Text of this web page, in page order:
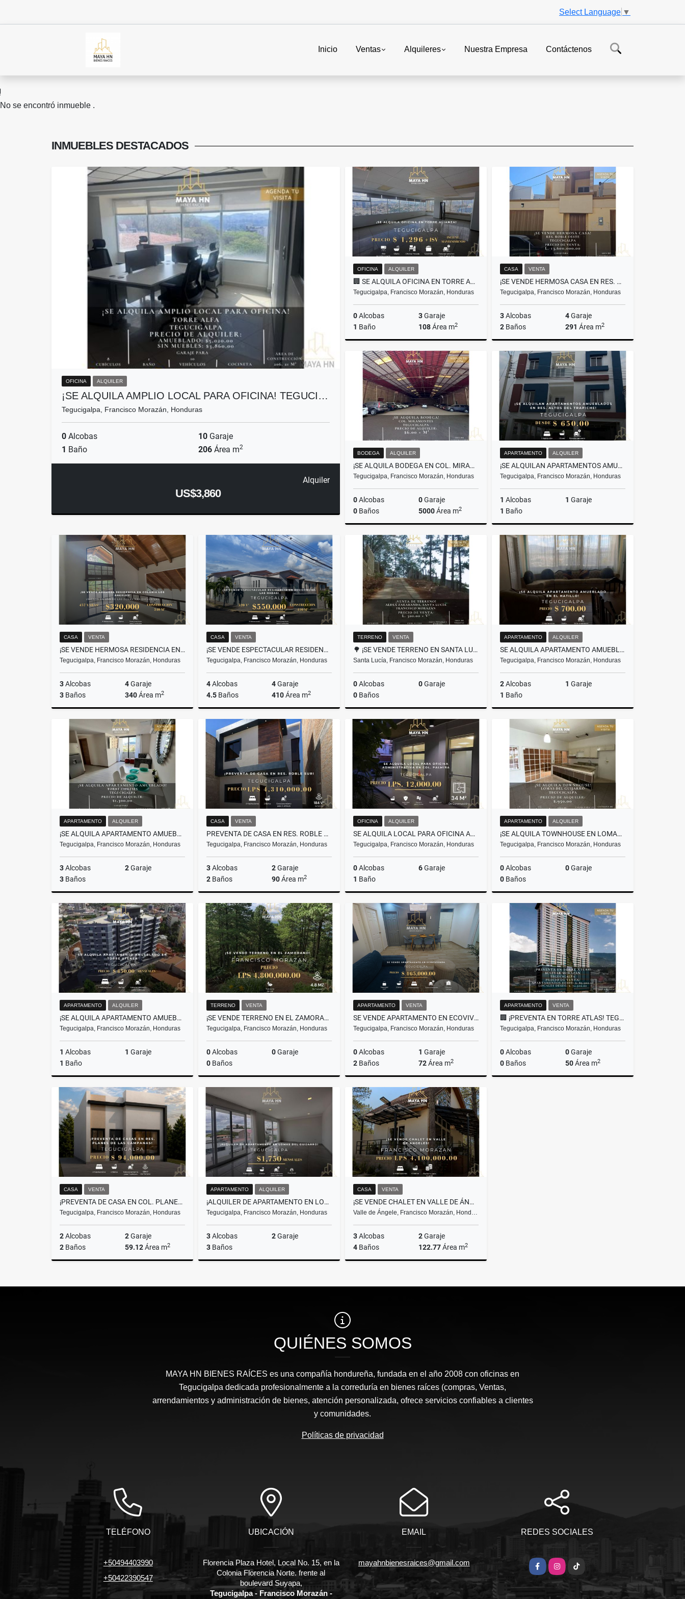
Select Language ▼
Inicio Ventas Alquileres Nuestra Empresa Contáctenos
No se encontró inmueble .
INMUEBLES DESTACADOS
OFICINA ALQUILER
¡SE ALQUILA AMPLIO LOCAL PARA OFICINA! TEGUCI…
Tegucigalpa, Francisco Morazán, Honduras
0 Alcobas 10 Garaje
1 Baño 206 Área m2
Alquiler
US$3,860
OFICINA ALQUILER
🏢 SE ALQUILA OFICINA EN TORRE ALIANZA – TEGUCIGALPA
Tegucigalpa, Francisco Morazán, Honduras
0Alcobas 3Garaje
1 Baño 108Área m2
Alquiler
US$1,296
CASA VENTA
¡SE VENDE HERMOSA CASA EN RES. ROBLE OESTE! TEGUCIGALPA
Tegucigalpa, Francisco Morazán, Honduras
3Alcobas 4Garaje
2 Baños 291 Área m2
Venta
L13,600,000
BODEGA ALQUILER
¡SE ALQUILA BODEGA EN COL. MIRAMONTES! TEGUCIGALPA
Tegucigalpa, Francisco Morazán, Honduras
0Alcobas 0Garaje
0 Baños 5000Área m2
Alquiler
US$30,000
APARTAMENTO ALQUILER
¡SE ALQUILAN APARTAMENTOS AMUEBLADOS EN ALTOS DEL TRAPICHE!
Tegucigalpa, Francisco Morazán, Honduras
1 Alcobas 1 Garaje
1 Baño
Alquiler
US$650
CASA VENTA
¡SE VENDE HERMOSA RESIDENCIA EN COLONIA LOS ÁNGELES!
Tegucigalpa, Francisco Morazán, Honduras
3Alcobas 4Garaje
3 Baños 340Área m2
Venta
US$320,000
CASA VENTA
¡SE VENDE ESPECTACULAR RESIDENCIA EN RESIDENCIAL LAS HADAS!
Tegucigalpa, Francisco Morazán, Honduras
4Alcobas 4Garaje
4.5 Baños 410Área m2
Venta
US$550,000
TERRENO VENTA
🌳 ¡SE VENDE TERRENO EN SANTA LUCÍA! FRANCISCO MORAZÁN
Santa Lucía, Francisco Morazán, Honduras
0Alcobas 0Garaje
0 Baños
Venta
L9,000,000
APARTAMENTO ALQUILER
SE ALQUILA APARTAMENTO AMUEBLADO EN CARRETERA EL HATILLO, TEGUCIGALPA
Tegucigalpa, Francisco Morazán, Honduras
2Alcobas 1 Garaje
1 Baño
Alquiler
US$700
APARTAMENTO ALQUILER
¡SE ALQUILA APARTAMENTO AMUEBLADO EN TORRE CIPRESES! TEGUCIGALPA
Tegucigalpa, Francisco Morazán, Honduras
3Alcobas 2Garaje
3 Baños
Alquiler
US$1,300
CASA VENTA
PREVENTA DE CASA EN RES. ROBLE SUR, TEGUCIGALPA
Tegucigalpa, Francisco Morazán, Honduras
3Alcobas 2Garaje
2 Baños 90Área m2
Venta
L4,310,000
OFICINA ALQUILER
SE ALQUILA LOCAL PARA OFICINA ADMINISTRATIVA EN COL. PALMIRA
Tegucigalpa, Francisco Morazán, Honduras
0Alcobas 6Garaje
1 Baño
Alquiler
L12,000
APARTAMENTO ALQUILER
¡SE ALQUILA TOWNHOUSE EN LOMAS DEL GUIJARRO!
Tegucigalpa, Francisco Morazán, Honduras
0Alcobas 0Garaje
0 Baños
Alquiler
US$950
APARTAMENTO ALQUILER
¡SE ALQUILA APARTAMENTO AMUEBLADO EN TORRE ATENEA – TEGUCIGALPA!
Tegucigalpa, Francisco Morazán, Honduras
1 Alcobas 1 Garaje
1 Baño
Alquiler
US$850
TERRENO VENTA
¡SE VENDE TERRENO EN EL ZAMORANO – FRANCISCO MORAZÁN!
Tegucigalpa, Francisco Morazán, Honduras
0Alcobas 0Garaje
0 Baños
L4,800,000
APARTAMENTO VENTA
SE VENDE APARTAMENTO EN ECOVIVIENDA 1ERA ETAPA, TEGUCIGALPA
Tegucigalpa, Francisco Morazán, Honduras
0Alcobas 1 Garaje
2 Baños 72Área m2
Venta
US$165,000
APARTAMENTO VENTA
🏢 ¡PREVENTA EN TORRE ATLAS! TEGUCIGALPA
Tegucigalpa, Francisco Morazán, Honduras
0Alcobas 0Garaje
0 Baños 50Área m2
CASA VENTA
¡PREVENTA DE CASA EN COL. PLANES DE LAS CAMPANAS, TEGUCIGALPA!
Tegucigalpa, Francisco Morazán, Honduras
2Alcobas 2Garaje
2 Baños 59.12Área m2
US$94,000
APARTAMENTO ALQUILER
¡ALQUILER DE APARTAMENTO EN LOMAS DEL GUIJARRO!
Tegucigalpa, Francisco Morazán, Honduras
3Alcobas 2Garaje
3 Baños
US$1,750
CASA VENTA
¡SE VENDE CHALET EN VALLE DE ÁNGELES, FRANCISCO MORAZÁN!
Valle de Ángele, Francisco Morazán, Hond…
3Alcobas 2Garaje
4 Baños 122.77Área m2
L4,100,000
QUIÉNES SOMOS
MAYA HN BIENES RAÍCES​ es una compañía hondureña, fundada en el año 2008 con oficinas en
Tegucigalpa dedicada profesionalmente a la correduría en bienes raíces (compras, Ventas,
arrendamientos y administración de bienes, atención personalizada, ofrece servicios confiables a clientes
y comunidades.
Políticas de privacidad
TELÉFONO
+50494403990
+50422390547
UBICACIÓN
Florencia Plaza Hotel, Local No. 15, en la
Colonia Florencia Norte. frente al
boulevard Suyapa,
Tegucigalpa - Francisco Morazán -
EMAIL
mayahnbienesraices@gmail.com
REDES SOCIALES
FacebookInstagram
TikTok